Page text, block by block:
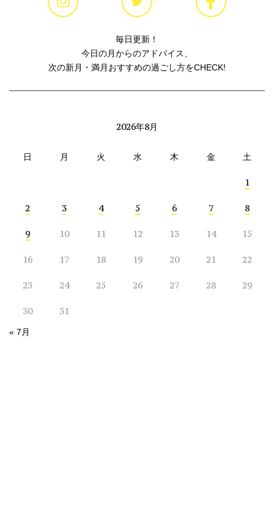
毎日更新！
今日の月からのアドバイス、
次の新月・満月おすすめの過ごし方をCHECK!
2026年8月
日 月 火 水 木 金 土
1
2 3 4 5 6 7 8
9 10 11 12 13 14 15
16 17 18 19 20 21 22
23 24 25 26 27 28 29
30 31
« 7月